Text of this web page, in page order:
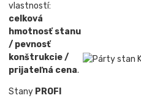
vlastností:
celková
hmotnosť stanu
/ pevnosť
konštrukcie /
prijateľná cena.
Stany PROFI